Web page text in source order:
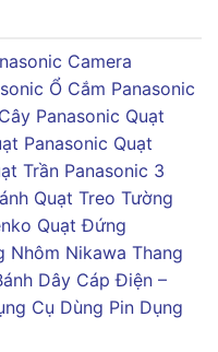
Camera
Ổ Cắm Panasonic
Panasonic Quạt
Panasonic Quạt
Trần Panasonic 3
Quạt Treo Tường
Quạt Đứng
Nhôm Nikawa Thang
Dây Cáp Điện –
Cụ Dùng Pin Dụng